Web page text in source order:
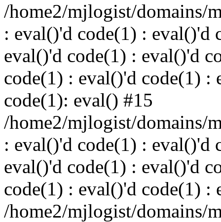
/home2/mjlogist/domains/
: eval()'d code(1) : eval()'d
eval()'d code(1) : eval()'d
code(1) : eval()'d code(1) :
code(1): eval() #15
/home2/mjlogist/domains/
: eval()'d code(1) : eval()'d
eval()'d code(1) : eval()'d
code(1) : eval()'d code(1) :
/home2/mjlogist/domains/